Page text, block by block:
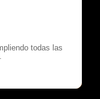
todas las